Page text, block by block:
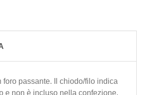
foro passante. Il chiodo/filo indica
e non è incluso nella confezione.